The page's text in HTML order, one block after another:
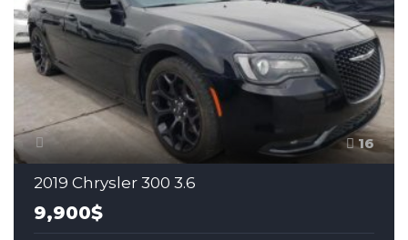
16
2019 Chrysler 300 3.6
9,900$